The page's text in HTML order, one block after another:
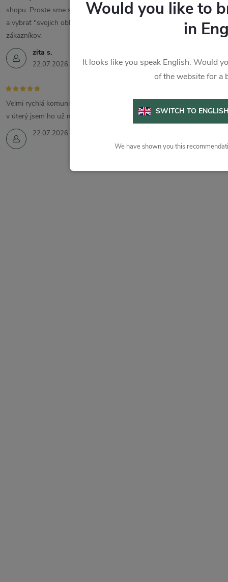
zita s.
22.07.2026
shopu. Proste sme spokojní a vrelo odporúčame. Treba si odskúšať
a vybrať "svojich obľúbencov". Ďakujem a prajem veľa spokojných
zákazníkov.
22.07.2026
Velmi rychlá komunikace a vyřízení. Zboží jsem objednala v pondělí a
v úterý jsem ho už měla.
Would you like to
in
It looks like you speak English. Would
of the website for a
SWITCH TO
We have shown you this